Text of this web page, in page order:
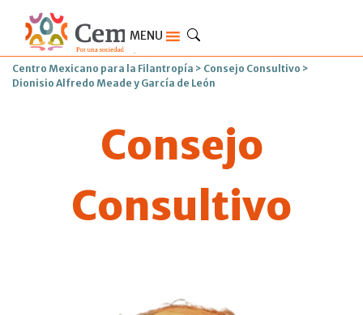
MENU
Centro Mexicano para la Filantropía > Consejo Consultivo >
Dionisio Alfredo Meade y García de León
Consejo
Consultivo